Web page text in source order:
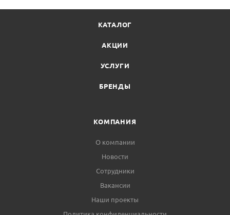
КАТАЛОГ
АКЦИИ
УСЛУГИ
БРЕНДЫ
КОМПАНИЯ
О компании
Новости
Сотрудники
Вакансии
Наши проекты